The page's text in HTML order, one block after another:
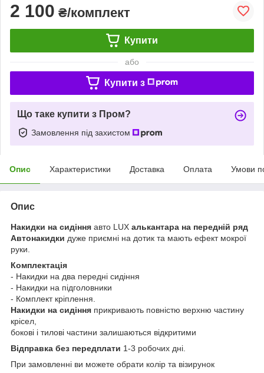
2 100 ₴/комплект
Купити
або
Купити з
Що таке купити з Пром?
Замовлення під захистом
Опис Характеристики Доставка Оплата Умови
Опис
Накидки на сидіння авто LUX алькантара на передній ряд
Автонакидки дуже приємні на дотик та мають ефект мокрої
руки.
Комплектація
- Накидки на два передні сидіння
- Накидки на підголовники
- Комплект кріплення.
Накидки на сидіння прикривають повністю верхню частину
крісел,
бокові і тилові частини залишаються відкритими
Відправка без передплати 1-3 робочих дні.
При замовленні ви можете обрати колір та візирунок